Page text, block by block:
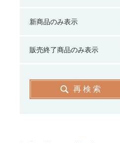
新商品のみ表示
販売終了商品のみ表示
再検索